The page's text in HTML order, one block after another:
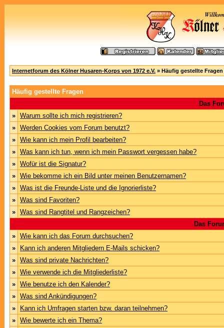
Internetforum des Kölner Husaren-Korps von 1972 e.V. » Häufig gestellte Fragen
Häufig gestellte Fragen
Das
» Warum sollte ich mich registrieren?
» Werden Cookies vom Forum benutzt?
» Wie kann ich mein Profil bearbeiten?
» Was kann ich tun, wenn ich mein Passwort vergessen habe?
» Wofür ist die Signatur?
» Wie bekomme ich ein Bild unter meinen Benutzernamen?
» Was ist die Freunde-Liste und die Ignorierliste?
» Was sind Favoriten?
» Was sind Rangtitel und Rangzeichen?
Das
» Wie kann ich das Forum durchsuchen?
»
Kann ich anderen Mitgliedern E-Mails schicken?
» Was sind private Nachrichten?
» Wie verwende ich die Mitgliederliste?
» Wie benutze ich den Kalender?
» Was sind Ankündigungen?
»
Kann ich Umfragen starten bzw. daran teilnehmen?
» Wie bewerte ich ein Thema?